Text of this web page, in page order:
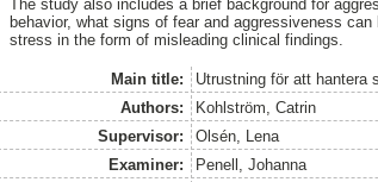
The study also includes a brief background for
behavior, what signs of fear and aggressiveness
stress in the form of misleading clinical findings.
Main title:
Utrustning för att hantera
Authors:
Kohlström, Catrin
Supervisor:
Olsén, Lena
Examiner:
Penell, Johanna